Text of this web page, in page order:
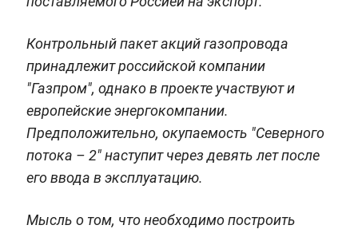
Контрольный пакет акций газопровода
принадлежит российской компании
"Газпром", однако в проекте участвуют и
европейские энергокомпании.
Предположительно, окупаемость "Северного
потока – 2" наступит через девять лет после
его ввода в эксплуатацию.
Мысль о том, что необходимо построить